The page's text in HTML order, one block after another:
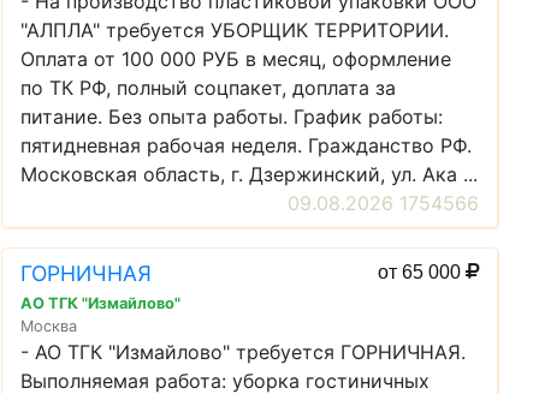
"АЛПЛА" требуется УБОРЩИК ТЕРРИТОРИИ.
Оплата от 100 000 РУБ в месяц, оформление
по ТК РФ, полный соцпакет, доплата за
питание. Без опыта работы. График работы:
пятидневная рабочая неделя. Гражданство РФ.
Московская область, г. Дзержинский, ул. Ака ...
09.08.2026 1754566
ГОРНИЧНАЯ от 65 000
АО ТГК "Измайлово"
Москва
- АО ТГК "Измайлово" требуется ГОРНИЧНАЯ.
Выполняемая работа: уборка гостиничных